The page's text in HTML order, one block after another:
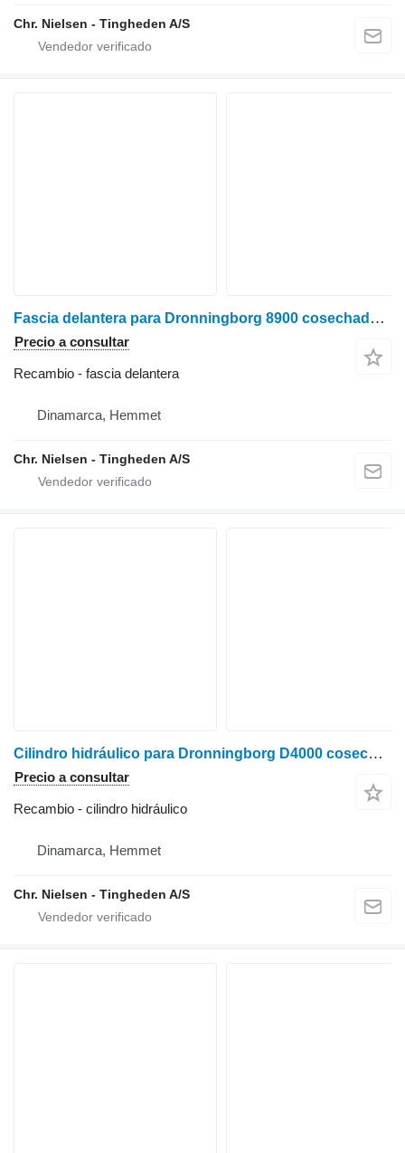
Chr. Nielsen - Tingheden A/S
Fascia delantera para Dronningborg 8900 cosechadora de cereales
Precio a consultar
Recambio - fascia delantera
Dinamarca, Hemmet
Chr. Nielsen - Tingheden A/S
Cilindro hidráulico para Dronningborg D4000 cosechadora de cereales
Precio a consultar
Recambio - cilindro hidráulico
Dinamarca, Hemmet
Chr. Nielsen - Tingheden A/S